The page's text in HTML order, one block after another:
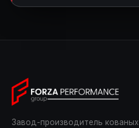
Завод-производитель кованых